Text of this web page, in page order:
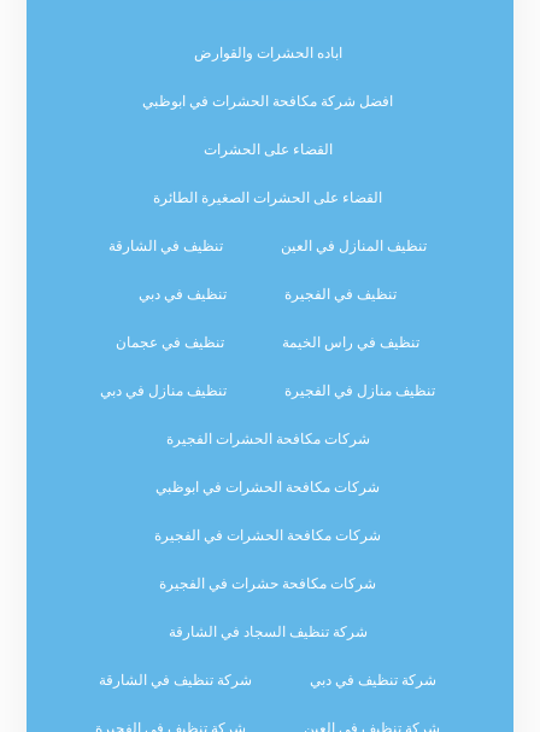
اباده الحشرات والقوارض
افضل شركة مكافحة الحشرات في ابوظبي
القضاء على الحشرات
القضاء على الحشرات الصغيرة الطائرة
تنظيف المنازل في العين تنظيف في الشارقة
تنظيف في الفجيرة تنظيف في دبي
تنظيف في راس الخيمة تنظيف في عجمان
تنظيف منازل في الفجيرة تنظيف منازل في دبي
شركات مكافحة الحشرات الفجيرة
شركات مكافحة الحشرات في ابوظبي
شركات مكافحة الحشرات في الفجيرة
شركات مكافحة حشرات في الفجيرة
شركة تنظيف السجاد في الشارقة
شركة تنظيف في دبي شركة تنظيف في الشارقة